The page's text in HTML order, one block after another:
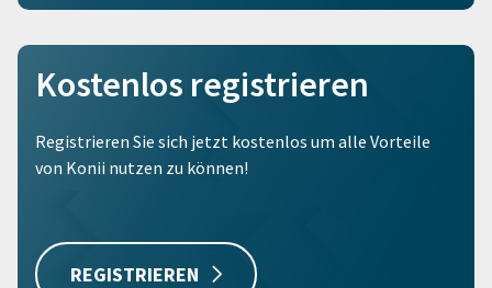
Kostenlos registrieren
Registrieren Sie sich jetzt kostenlos um alle Vorteile
von Konii nutzen zu können!
REGISTRIEREN